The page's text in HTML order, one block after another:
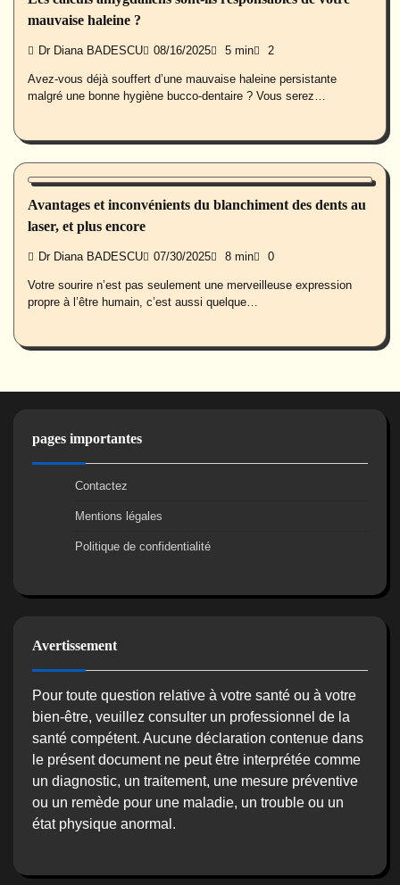
mauvaise haleine ?
Dr Diana BADESCU 08/16/2025 5 min 2
Avez-vous déjà souffert d’une mauvaise haleine persistante
malgré une bonne hygiène bucco-dentaire ? Vous serez…
Santé buccale
Avantages et inconvénients du blanchiment des dents au
laser, et plus encore
Dr Diana BADESCU 07/30/2025 8 min 0
Votre sourire n’est pas seulement une merveilleuse expression
propre à l’être humain, c’est aussi quelque…
pages importantes
Contactez
Mentions légales
Politique de confidentialité
Avertissement
Pour toute question relative à votre santé ou à votre
bien-être, veuillez consulter un professionnel de la
santé compétent. Aucune déclaration contenue dans
le présent document ne peut être interprétée comme
un diagnostic, un traitement, une mesure préventive
ou un remède pour une maladie, un trouble ou un
état physique anormal.